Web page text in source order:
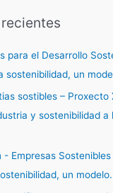
para el Desarrollo
sostenibilidad, un
sostibles – Proxecto
y sostenibilidad a
- Empresas
un modelo.